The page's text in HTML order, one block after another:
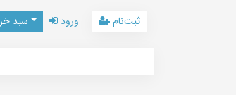
سبد ورود ثبت‌نام